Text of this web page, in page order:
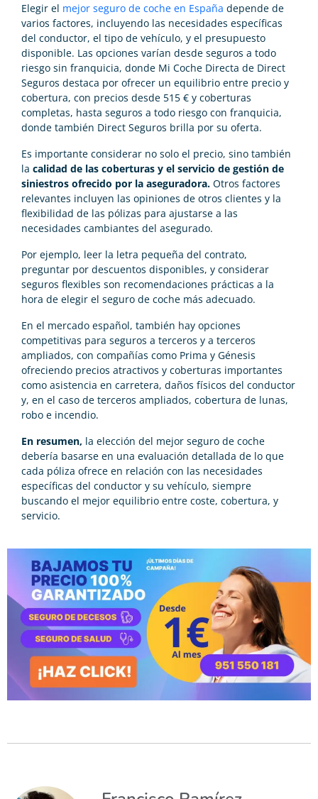
Elegir el mejor seguro de coche en España depende de
varios factores, incluyendo las necesidades específicas
del conductor, el tipo de vehículo, y el presupuesto
disponible. Las opciones varían desde seguros a todo
riesgo sin franquicia, donde Mi Coche Directa de Direct
Seguros destaca por ofrecer un equilibrio entre precio y
cobertura, con precios desde 515 € y coberturas
completas, hasta seguros a todo riesgo con franquicia,
donde también Direct Seguros brilla por su oferta.
Es importante considerar no solo el precio, sino también
la calidad de las coberturas y el servicio de gestión de
siniestros ofrecido por la aseguradora. Otros factores
relevantes incluyen las opiniones de otros clientes y la
flexibilidad de las pólizas para ajustarse a las
necesidades cambiantes del asegurado.
Por ejemplo, leer la letra pequeña del contrato,
preguntar por descuentos disponibles, y considerar
seguros flexibles son recomendaciones prácticas a la
hora de elegir el seguro de coche más adecuado.
En el mercado español, también hay opciones
competitivas para seguros a terceros y a terceros
ampliados, con compañías como Prima y Génesis
ofreciendo precios atractivos y coberturas importantes
como asistencia en carretera, daños físicos del conductor
y, en el caso de terceros ampliados, cobertura de lunas,
robo e incendio.
En resumen, la elección del mejor seguro de coche
debería basarse en una evaluación detallada de lo que
cada póliza ofrece en relación con las necesidades
específicas del conductor y su vehículo, siempre
buscando el mejor equilibrio entre coste, cobertura, y
servicio.